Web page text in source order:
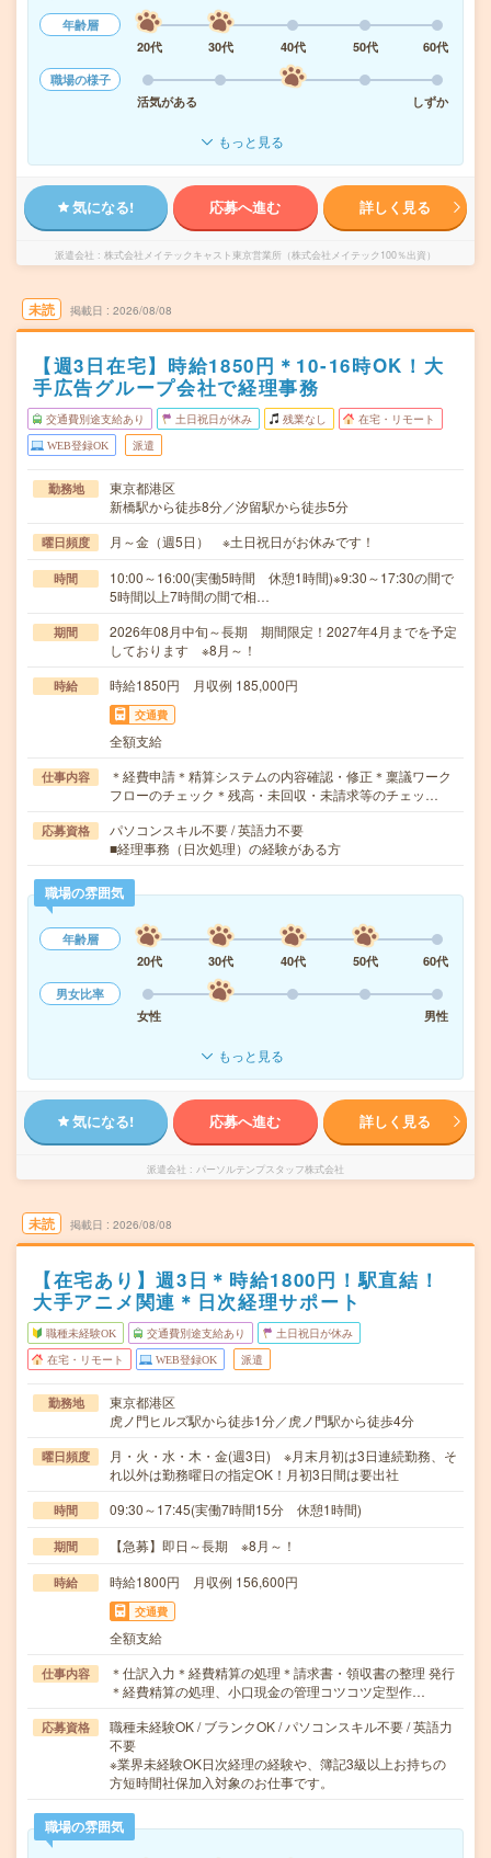
年齢層
20代
30代 40代 50代
60代
職場の様子
活気がある
しずか
もっと見る
気になる! 応募へ進む 詳しく見る
派遣会社 株式会社メイテックキャスト東京営業所（株式会社メイテック100％出資）
未読 掲載日 2026/08/08
【週3日在宅】時給1850円＊10-16時OK！大
手広告グループ会社で経理事務
交通費別途支給あり 土日祝日が休み 残業なし 在宅・リモート
WEB登録OK 派遣
勤務地
東京都港区
新橋駅から徒歩8分／汐留駅から徒歩5分
曜日頻度 月～金（週5日） ※土日祝日がお休みです！
時間
10:00～16:00(実働5時間 休憩1時間)※9:30～17:30の間で
5時間以上7時間の間で相…
期間
2026年08月中旬～長期 期間限定！2027年4月までを予定
しております ※8月～！
時給 時給1850円 月収例 185,000円
交通費
全額支給
仕事内容
＊経費申請＊精算システムの内容確認・修正＊稟議ワーク
フローのチェック＊残高・未回収・未請求等のチェッ…
応募資格
パソコンスキル不要 / 英語力不要
■経理事務（日次処理）の経験がある方
職場の雰囲気
年齢層
20代
30代 40代 50代
60代
男女比率
女性
男性
もっと見る
気になる! 応募へ進む 詳しく見る
派遣会社 パーソルテンプスタッフ株式会社
未読 掲載日 2026/08/08
【在宅あり】週3日＊時給1800円！駅直結！
大手アニメ関連＊日次経理サポート
職種未経験OK 交通費別途支給あり 土日祝日が休み
在宅・リモート WEB登録OK 派遣
勤務地
東京都港区
虎ノ門ヒルズ駅から徒歩1分／虎ノ門駅から徒歩4分
曜日頻度
月・火・水・木・金(週3日) ※月末月初は3日連続勤務、そ
れ以外は勤務曜日の指定OK！月初3日間は要出社
時間 09:30～17:45(実働7時間15分 休憩1時間)
期間 【急募】即日～長期 ※8月～！
時給 時給1800円 月収例 156,600円
交通費
全額支給
仕事内容
＊仕訳入力＊経費精算の処理＊請求書・領収書の整理 発行
＊経費精算の処理、小口現金の管理コツコツ定型作…
応募資格
職種未経験OK / ブランクOK / パソコンスキル不要 / 英語力
不要
※業界未経験OK日次経理の経験や、簿記3級以上お持ちの
方短時間社保加入対象のお仕事です。
職場の雰囲気